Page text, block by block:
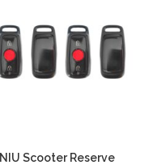
NIU Scooter Reserve